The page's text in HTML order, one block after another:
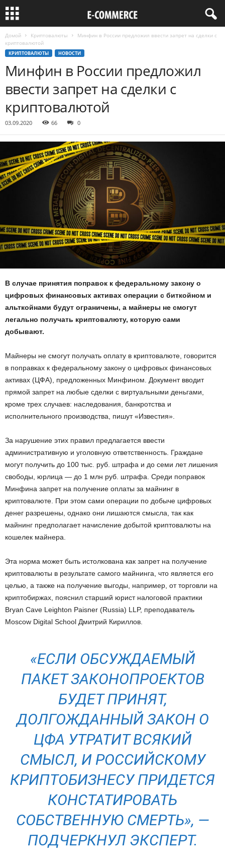
Домой Криптовалюты
Минфин в России предложил ввести запрет на сделки с
криптовалютой
КРИПТОВАЛЮТЫ НОВОСТИ
Минфин в России предложил
ввести запрет на сделки с
криптовалютой
03.09.2020 66 0
В случае принятия поправок к федеральному закону о
цифровых финансовых активах операции с биткойном и
альткойнами будут ограничены, а майнеры не смогут
легально получать криптовалюту, которую сами
добывают.
Майнеры не смогут получать оплату в криптовалюте, говорится
в поправках к федеральному закону о цифровых финансовых
активах (ЦФА), предложенных Минфином. Документ вводит
прямой запрет на любые сделки с виртуальными деньгами,
кроме трех случаев: наследования, банкротства и
исполнительного производства, пишут «Известия».
За нарушение этих правил предлагается ввести
административную и уголовную ответственность. Граждане
могут получить до 100 тыс. руб. штрафа и до семи лет лишения
свободы, юрлица — до 1 млн руб. штрафа. Среди поправок
Минфина запрет на получение оплаты за майнинг в
криптовалюте. При этом сами операции по добыче цифровых
денег разрешены, однако они лишаются смысла, так как
майнинг предполагает начисление добытой криптовалюты на
кошелек майнера.
Эта норма может быть истолкована как запрет на получение
криптовалюты в результате самого майнинга, что является его
целью, а также на получение выгоды, например, от торговли на
криптобиржах, пояснил старший юрист налоговой практики
Bryan Cave Leighton Paisner (Russia) LLP, преподаватель
Moscow Digital School Дмитрий Кириллов.
«ЕСЛИ ОБСУЖДАЕМЫЙ
ПАКЕТ ЗАКОНОПРОЕКТОВ
БУДЕТ ПРИНЯТ,
ДОЛГОЖДАННЫЙ ЗАКОН О
ЦФА УТРАТИТ ВСЯКИЙ
СМЫСЛ, И РОССИЙСКОМУ
КРИПТОБИЗНЕСУ ПРИДЕТСЯ
КОНСТАТИРОВАТЬ
СОБСТВЕННУЮ СМЕРТЬ», —
ПОДЧЕРКНУЛ ЭКСПЕРТ.